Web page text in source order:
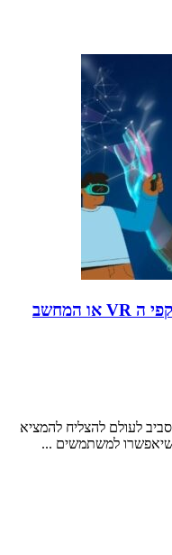
הכירו את Apple Vision Pro: משקפי ה VR או המחשב
מסביב לעולם להצליח להמציא
למשתמשים ...